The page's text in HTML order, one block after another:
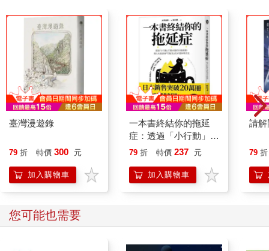
臺灣漫遊錄
79 折 特價 300 元
加入購物車
一本書終結你的拖延
症：透過「小行動」打
開大腦的行動開關，懶
的37個科學方法
79 折 特價 237 元
加入購物車
請解
79 折
您可能也需要